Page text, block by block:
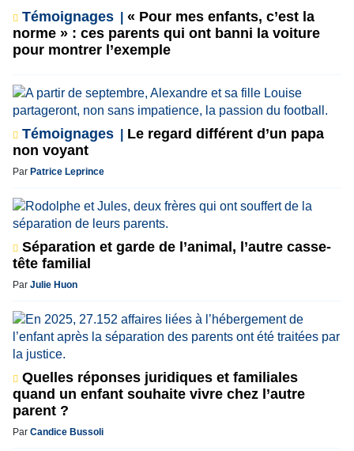
Témoignages
« Pour mes enfants, c’est la
norme » : ces parents qui ont banni la voiture
pour montrer l’exemple
Témoignages
Le regard différent d’un papa
non voyant
Par Patrice Leprince
Séparation et garde de l’animal, l’autre casse-
tête familial
Par Julie Huon
Quelles réponses juridiques et familiales
quand un enfant souhaite vivre chez l’autre
parent ?
Par Candice Bussoli